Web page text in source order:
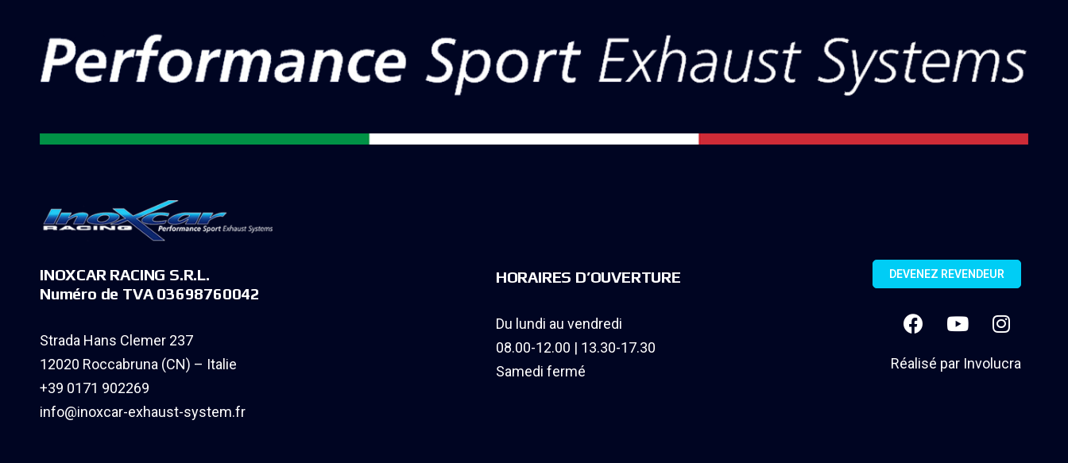
INOXCAR RACING S.R.L.
Numéro de TVA 03698760042
Strada Hans Clemer 237
12020 Roccabruna (CN) – Italie
+39 0171 902269
info@inoxcar-exhaust-system.fr
HORAIRES D’OUVERTURE
Du lundi au vendredi
08.00-12.00 | 13.30-17.30
Samedi fermé
DEVENEZ REVENDEUR
Réalisé par Involucra